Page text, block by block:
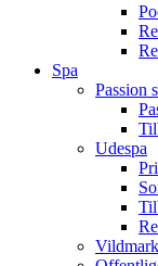
Spa
Passion
Udespa